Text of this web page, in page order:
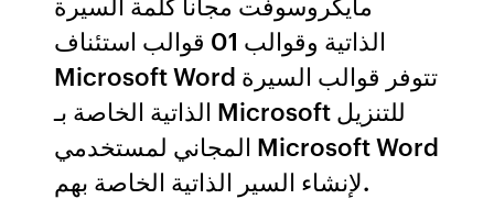
الذاتية وقوالب 01 قوالب استئناف
Microsoft Word تتوفر قوالب السيرة
الذاتية الخاصة بـ Microsoft للتنزيل
المجاني لمستخدمي Microsoft Word
لإنشاء السير الذاتية الخاصة بهم.